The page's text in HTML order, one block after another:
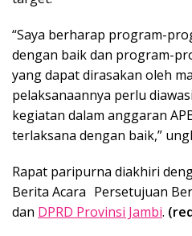
“Saya berharap program-
dengan baik dan program-
yang dapat dirasakan oleh
pelaksanaannya perlu
kegiatan dalam anggaran
terlaksana dengan baik,”
Rapat paripurna diakhiri
Berita Acara Persetujuan
dan DPRD Provinsi Jambi.